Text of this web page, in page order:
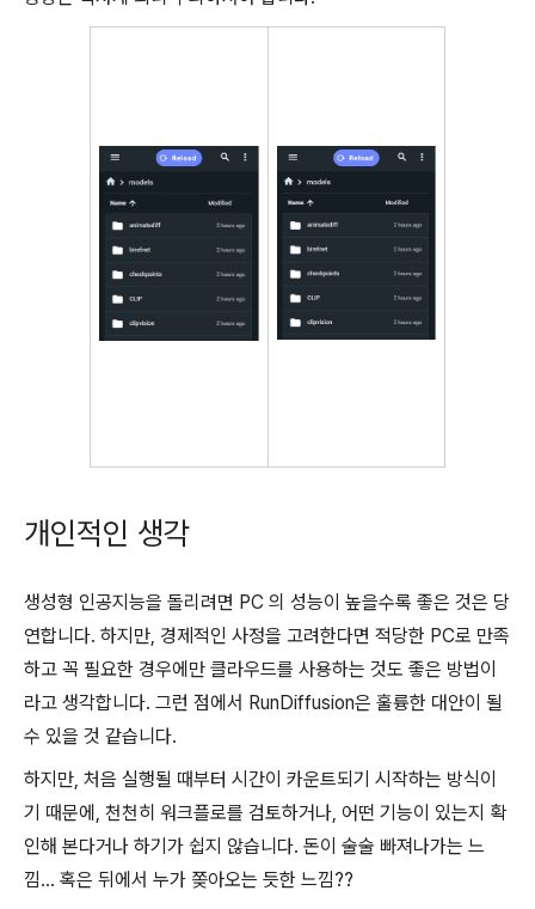
개인적인 생각
생성형 인공지능을 돌리려면 PC 의 성능이 높을수록 좋은 것은 당
연합니다. 하지만, 경제적인 사정을 고려한다면 적당한 PC로 만족
하고 꼭 필요한 경우에만 클라우드를 사용하는 것도 좋은 방법이
라고 생각합니다. 그런 점에서 RunDiffusion은 훌륭한 대안이 될
수 있을 것 같습니다.
하지만, 처음 실행될 때부터 시간이 카운트되기 시작하는 방식이
기 때문에, 천천히 워크플로를 검토하거나, 어떤 기능이 있는지 확
인해 본다거나 하기가 쉽지 않습니다. 돈이 술술 빠져나가는 느
낌... 혹은 뒤에서 누가 쫒아오는 듯한 느낌??